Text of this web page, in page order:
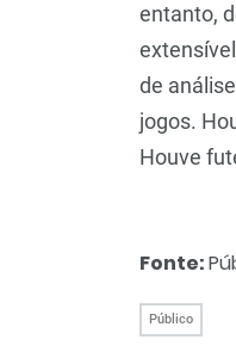
entanto,
de
jogos.
Houve
Fonte:
Público